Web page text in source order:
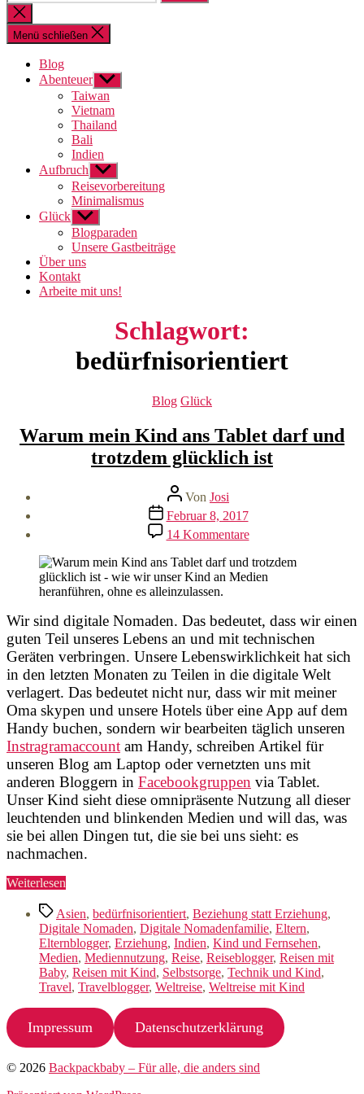
nach:
Suche
schließen
Menü schließen
Blog
Abenteuer Untermenü
anzeigen
Taiwan
Vietnam
Thailand
Bali
Indien
Aufbruch Untermenü
anzeigen
Reisevorbereitung
Minimalismus
Glück Untermenü
anzeigen
Blogparaden
Unsere Gastbeiträge
Über uns
Kontakt
Arbeite mit uns!
Schlagwort:
bedürfnisorientiert
Kategorien
Blog Glück
Warum mein Kind ans Tablet darf und
trotzdem glücklich ist
Beitragsautor
Von Josi
Veröffentlichungsdatum
Februar 8, 2017
14 Kommentarezu
Warum
mein
Kind
darf
und
trotzdem
glücklich
ist
Wir sind digitale Nomaden. Das bedeutet, dass wir einen
guten Teil unseres Lebens an und mit technischen
Geräten verbringen. Unsere Lebenswirklichkeit hat sich
in den letzten Monaten zu Teilen in die digitale Welt
verlagert. Das bedeutet nicht nur, dass wir mit meiner
Oma skypen und unsere Hotels über eine App auf dem
Handy buchen, sondern wir bearbeiten täglich unseren
Instragramaccount am Handy, schreiben Artikel für
unseren Blog am Laptop oder vernetzten uns mit
anderen Bloggern in Facebookgruppen via Tablet.
Unser Kind sieht diese omnipräsente Nutzung all dieser
leuchtenden und blinkenden Medien und will das, was
sie bei allen Dingen tut, die sie bei uns sieht: es
nachmachen.
Weiterlesen
Kind
ans
Tablet
darf
und
trotzdem
Schlagwörter
Asien, bedürfnisorientiert, Beziehung statt Erziehung,
Digitale Nomaden, Digitale Nomadenfamilie, Eltern,
Elternblogger, Erziehung, Indien, Kind und Fernsehen,
Medien, Mediennutzung, Reise, Reiseblogger, Reisen mit
Baby, Reisen mit Kind, Selbstsorge, Technik und Kind,
Travel, Travelblogger, Weltreise, Weltreise mit Kind
Impressum Datenschutzerklärung
© 2026 Backpackbaby – Für alle, die anders sind